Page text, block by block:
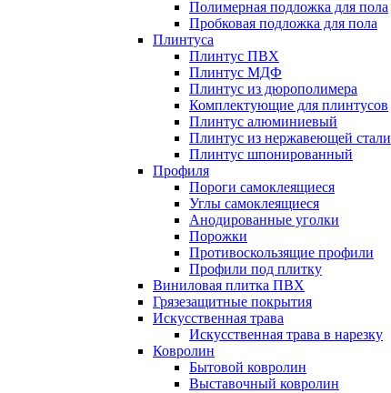
Полимерная подложка для пола
Пробковая подложка для пола
Плинтуса
Плинтус ПВХ
Плинтус МДФ
Плинтус из дюрополимера
Комплектующие для плинтусов
Плинтус алюминиевый
Плинтус из нержавеющей стали
Плинтус шпонированный
Профиля
Пороги самоклеящиеся
Углы самоклеящиеся
Анодированные уголки
Порожки
Противоскользящие профили
Профили под плитку
Виниловая плитка ПВХ
Грязезащитные покрытия
Искусственная трава
Искусственная трава в нарезку
Ковролин
Бытовой ковролин
Выставочный ковролин